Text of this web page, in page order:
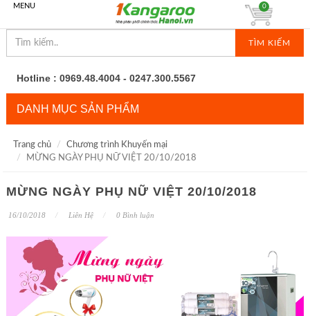
MENU
TÌM KIẾM
0
Hotline : 0969.48.4004 - 0247.300.5567
DANH MỤC SẢN PHẨM
Trang chủ
Chương trình Khuyến mại
MỪNG NGÀY PHỤ NỮ VIỆT 20/10/2018
MỪNG NGÀY PHỤ NỮ VIỆT 20/10/2018
16/10/2018 Liên Hệ 0 Bình luận